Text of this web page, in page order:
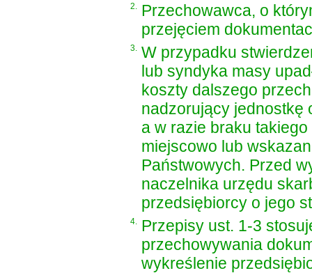
2. Przechowawca, o
przejęciem
3. W przypadku
lub syndyka masy
koszty dalszego
nadzorujący jednostkę
a w razie braku
miejscowo lub
Państwowych. Przed
naczelnika urzędu
przedsiębiorcy o jego
4. Przepisy ust. 1-3
przechowywania
wykreślenie